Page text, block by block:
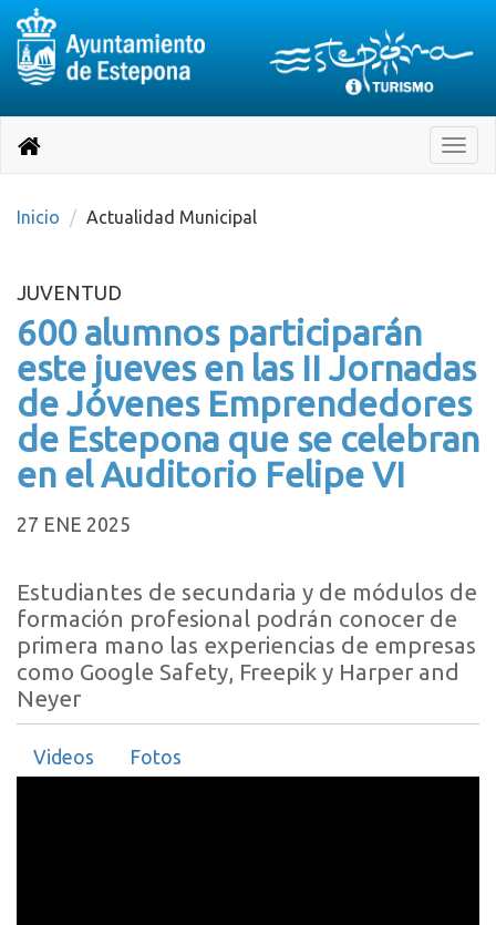
página
Toggle
Destino:
Volver
inicio
Inicio Actualidad Municipal
JUVENTUD
600 alumnos participarán
este jueves en las II Jornadas
de Jóvenes Emprendedores
de Estepona que se celebran
en el Auditorio Felipe VI
27 ENE 2025
Estudiantes de secundaria y de módulos de
formación profesional podrán conocer de
primera mano las experiencias de empresas
como Google Safety, Freepik y Harper and
Neyer
Videos Fotos